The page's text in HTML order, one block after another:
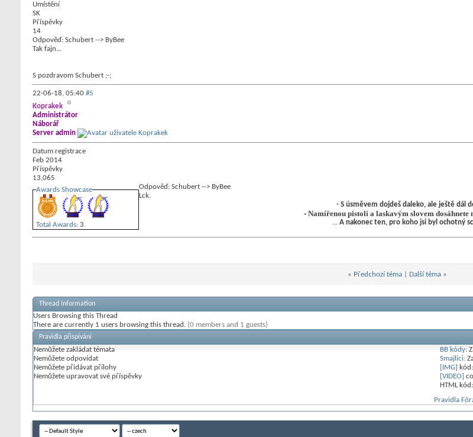
Umístění
SK
Příspěvky
14
Odpověď: Schubert --> ByBee
Tak fajn...
S pozdravom Schubert ;-;
22-06-18, 05:40 #5
Koprakek
Administrátor
Náborář
Server admin
Datum registrace
Feb 2014
Příspěvky
13,065
Awards Showcase
Total Awards: 3
Odpověď: Schubert --> ByBee
Lck.
- S úsměvem dojdeš daleko, ale ještě dál
- Namířenou pistolí a laskavým slovem dosáhnete
...A nakonec ten, pro koho jsi byl ochotný
« Předchozí téma Další téma »
Thread Information
Users Browsing this Thread
There are currently 1 users browsing this thread. (0 members and 1 guests)
Pravidla přispívání
Nemůžete zakládat témata
Nemůžete odpovídat
Nemůžete přidávat přílohy
Nemůžete upravovat své příspěvky
BB kódy:
Smajlíci:
[IMG] kód:
[VIDEO]
HTML kód:
Pravidla